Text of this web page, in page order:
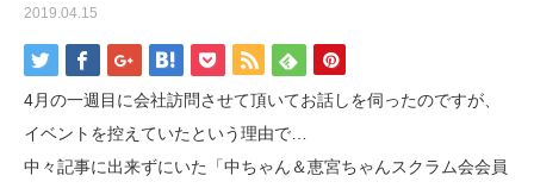
2019.04.15
4月の一週目に会社訪問させて頂いてお話しを伺ったのですが、
イベントを控えていたという理由で…
中々記事に出来ずにいた「中ちゃん＆恵宮ちゃんスクラム会会員